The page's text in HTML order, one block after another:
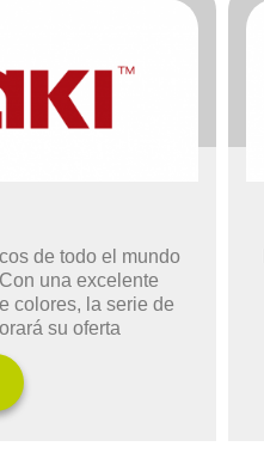
de todo el mundo
una excelente
colores, la serie de
su oferta